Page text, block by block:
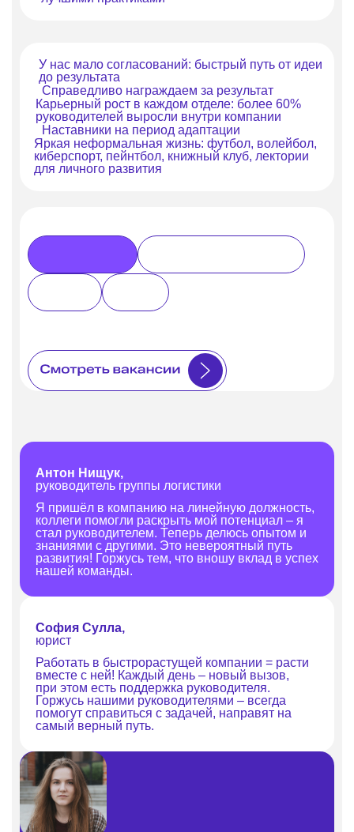
У нас мало согласований: быстрый путь от идеи
до результата
Справедливо награждаем за результат
Карьерный рост в каждом отделе: более 60%
руководителей выросли внутри компании
Наставники на период адаптации
Яркая неформальная жизнь: футбол, волейбол,
киберспорт, пейнтбол, книжный клуб, лектории
для личного развития
Обеспечиваем парковки нужным
количеством заряженных
самокатов.
Антон Нищук,
руководитель группы логистики
Я пришёл в компанию на линейную должность,
коллеги помогли раскрыть мой потенциал – я
стал руководителем. Теперь делюсь опытом и
знаниями с другими. Это невероятный путь
развития! Горжусь тем, что вношу вклад в успех
нашей команды.
София Сулла,
юрист
Работать в быстрорастущей компании = расти
вместе с ней! Каждый день – новый вызов,
при этом есть поддержка руководителя.
Горжусь нашими руководителями – всегда
помогут справиться с задачей, направят на
самый верный путь.